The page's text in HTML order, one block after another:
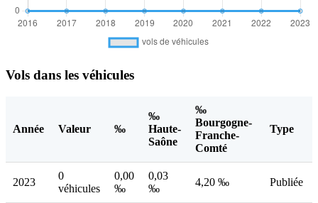
Vols dans les véhicules
Année Valeur ‰
‰
Haute-
Saône
‰
Bourgogne-
Franche-
Comté
Type
2023
0
véhicules
0,00
‰
0,03
‰
4,20 ‰ Publiée